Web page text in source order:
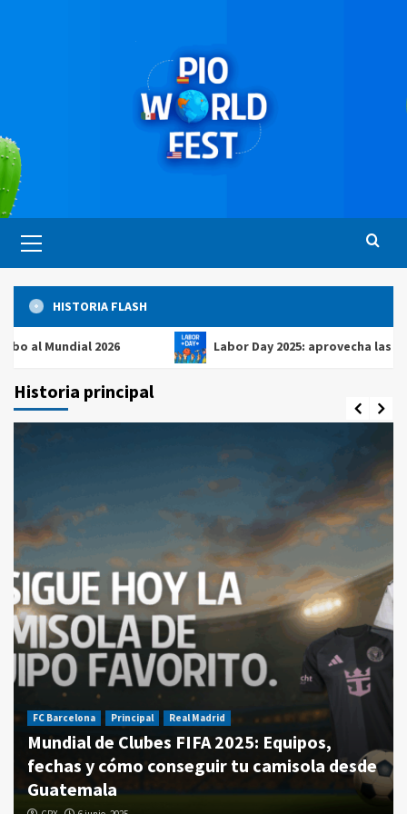
principal
HISTORIA FLASH
2026 Labor Day 2025: aprovecha las mejores
Historia principal
FC Barcelona Principal Real Madrid
Mundial de Clubes FIFA 2025: Equipos,
fechas y cómo conseguir tu camisola desde
Guatemala